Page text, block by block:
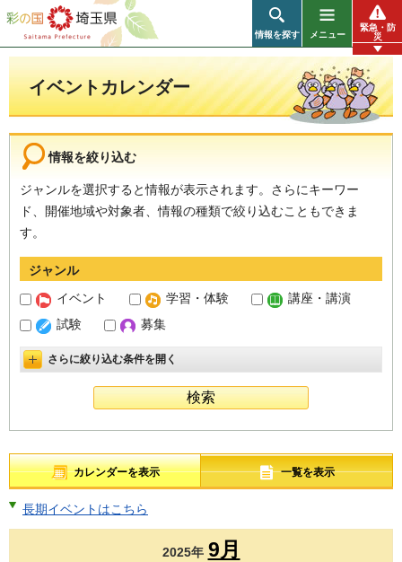
彩の国 埼玉県
情報を探す メニュー
緊急・防
災
イベントカレンダー
情報を絞り込む
ジャンルを選択すると情報が表示されます。さらにキーワー
ド、開催地域や対象者、情報の種類で絞り込むこともできま
す。
ジャンル
イベント
学習・体験
講座・講演
試験
募集
詳細設定を開く
さらに絞り込む条件を開く
カレンダーを表示 一覧を表示
長期イベントはこちら
2025年 9月